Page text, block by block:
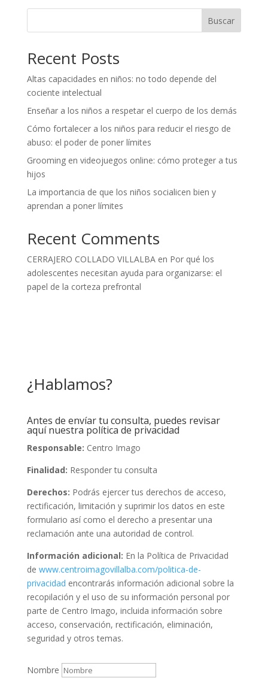
Buscar
Recent Posts
Altas capacidades en niños: no todo depende del
cociente intelectual
Enseñar a los niños a respetar el cuerpo de los demás
Cómo fortalecer a los niños para reducir el riesgo de
abuso: el poder de poner límites
Grooming en videojuegos online: cómo proteger a tus
hijos
La importancia de que los niños socialicen bien y
aprendan a poner límites
Recent Comments
CERRAJERO COLLADO VILLALBAen Por qué los
adolescentes necesitan ayuda para organizarse: el
papel de la corteza prefrontal
¿Hablamos?
Antes de envíar tu consulta, puedes revisar
aquí nuestra política de privacidad
Responsable: Centro Imago
Finalidad: Responder tu consulta
Derechos: Podrás ejercer tus derechos de acceso,
rectificación, limitación y suprimir los datos en este
formulario así como el derecho a presentar una
reclamación ante una autoridad de control.
Información adicional: En la Política de Privacidad
de www.centroimagovillalba.com/politica-de-
privacidad encontrarás información adicional sobre la
recopilación y el uso de su información personal por
parte de Centro Imago, incluida información sobre
acceso, conservación, rectificación, eliminación,
seguridad y otros temas.
Nombre